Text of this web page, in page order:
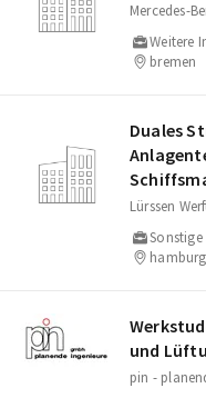
Mercedes-
Weitere
bremen
Duales
Lürssen
hamburg
und
pin -